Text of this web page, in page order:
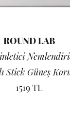
ROUND LAB
Stick Güneş
1519 TL